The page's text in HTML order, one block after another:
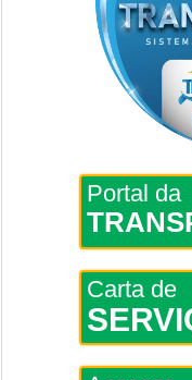
Portal da
Carta de